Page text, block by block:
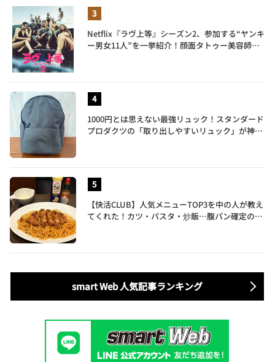
Netflix『ラヴ上等』シーズン2、参加する“ヤンキ
ー男女11人”を一挙紹介！顔面タトゥー美容師、
1000円とは思えない最強リュック！スタンダード
プロダクツの「取り出しやすいリュック」が神す
【快活CLUB】人気メニューTOP3を中の人が教え
てくれた！カツ・パスタ・炒飯…腹パン確定のガ
smart Web 人気記事ランキング